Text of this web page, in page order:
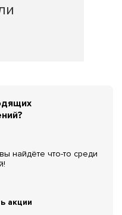
найдёте что-то среди
акции